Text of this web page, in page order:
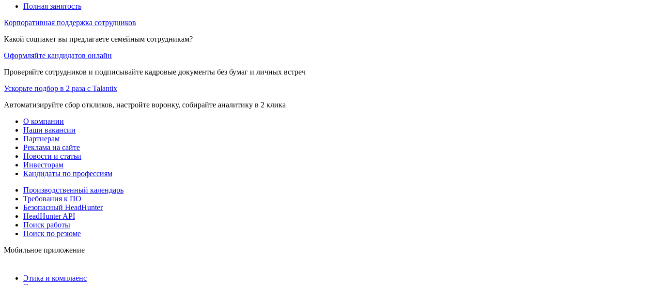
Полная занятость
Корпоративная поддержка сотрудников
Какой соцпакет вы предлагаете семейным сотрудникам?
Оформляйте кандидатов онлайн
Проверяйте сотрудников и подписывайте кадровые документы без бумаг и личных встреч
Ускорьте подбор в 2 раза с Talantix
Автоматизируйте сбор откликов, настройте воронку, собирайте аналитику в 2 клика
О компании
Наши вакансии
Партнерам
Реклама на сайте
Новости и статьи
Инвесторам
Кандидаты по профессиям
Производственный календарь
Требования к ПО
Безопасный HeadHunter
HeadHunter API
Поиск работы
Поиск по резюме
Мобильное приложение
Этика и комплаенс